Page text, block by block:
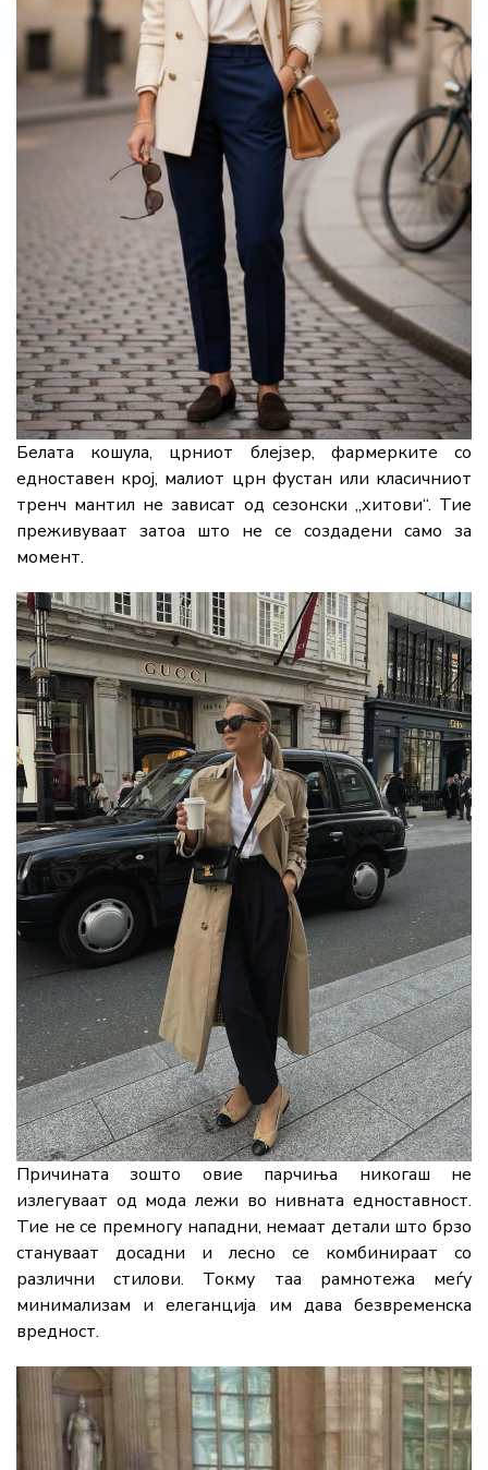
Белата кошула, црниот блејзер, фармерките со
едноставен крој, малиот црн фустан или класичниот
тренч мантил не зависат од сезонски „хитови“. Тие
преживуваат затоа што не се создадени само за
момент.
Причината зошто овие парчиња никогаш не
излегуваат од мода лежи во нивната едноставност.
Тие не се премногу нападни, немаат детали што брзо
стануваат досадни и лесно се комбинираат со
различни стилови. Токму таа рамнотежа меѓу
минимализам и елеганција им дава безвременска
вредност.